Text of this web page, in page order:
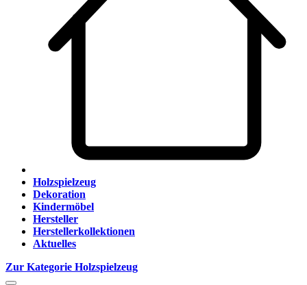
Holzspielzeug
Dekoration
Kindermöbel
Hersteller
Herstellerkollektionen
Aktuelles
Zur Kategorie Holzspielzeug